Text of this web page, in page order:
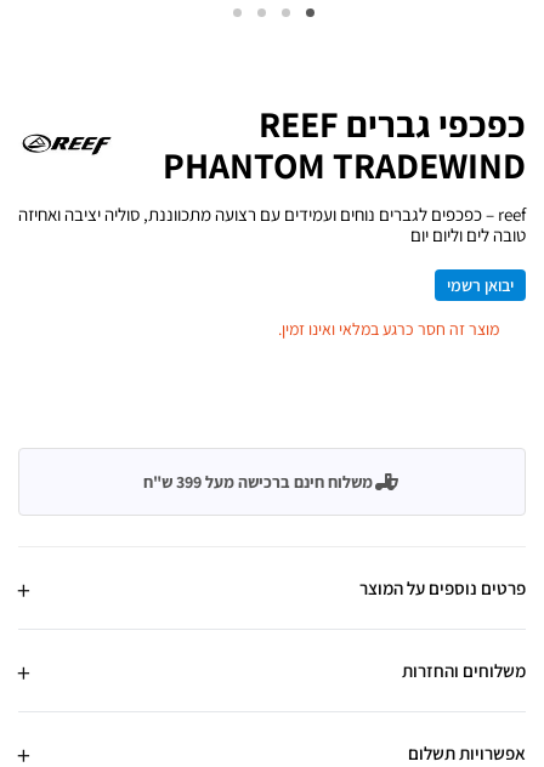
כפכפי גברים REEF
PHANTOM TRADEWIND
reef – כפכפים לגברים נוחים ועמידים עם רצועה מתכווננת, סוליה יציבה ואחיזה
טובה לים וליום יום
יבואן רשמי
מוצר זה חסר כרגע במלאי ואינו זמין.
משלוח חינם ברכישה מעל 399 ש"ח
פרטים נוספים על המוצר
משלוחים והחזרות
אפשרויות תשלום